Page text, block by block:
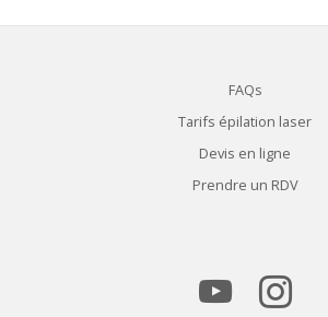
FAQs
Tarifs épilation laser
Devis en ligne
Prendre un RDV